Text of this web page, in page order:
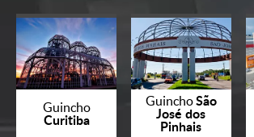
Guincho
Curitiba
GuinchoSão
José dos
Pinhais